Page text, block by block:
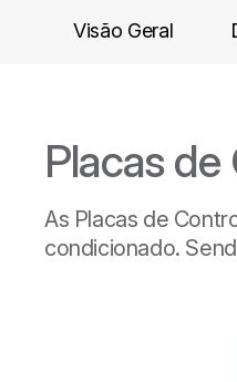
Visão Geral
Placas
As Placas de
condicionado.